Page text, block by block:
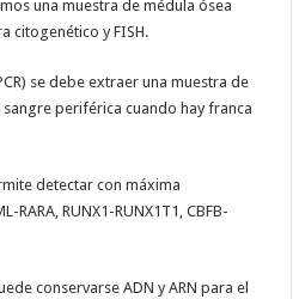
una muestra de médula ósea
citogenético y FISH.
se debe extraer una muestra de
sangre periférica cuando hay franca
detectar con máxima
RUNX1-RUNX1T1, CBFB-
conservarse ADN y ARN para el